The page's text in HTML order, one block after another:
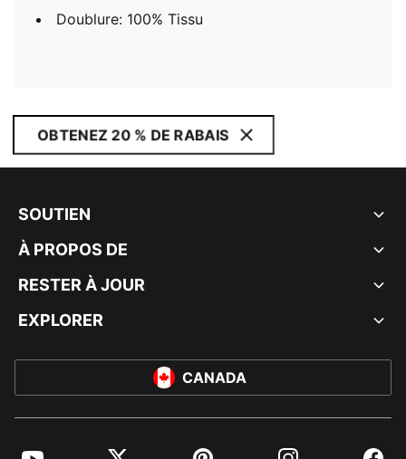
Doublure: 100% Tissu
OBTENEZ 20 % DE RABAIS
SOUTIEN
À PROPOS DE
RESTER À JOUR
EXPLORER
CANADA